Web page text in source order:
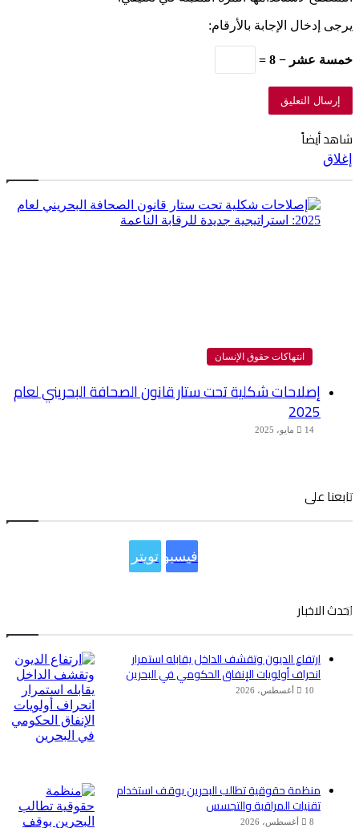
يرجى إدخال الإجابة بالأرقام:
خمسة عشر − 8 =
شاهد أيضاً
إغلاق
انتهاكات حقوق الإنسان
إصلاحات شكلية تحت ستار قانون الصحافة البحريني لعام
2025
14 مايو، 2025
تابعنا على
فيسبوكتويتر
احدث الاخبار
ارتفاع الديون وتقشف الداخل يقابله استمرار
انحراف أولويات الإنفاق الحكومي في البحرين
10 أغسطس، 2026
منظمة حقوقية تطالب البحرين بوقف استخدام
تقنيات المراقبة والتجسس
8 أغسطس، 2026